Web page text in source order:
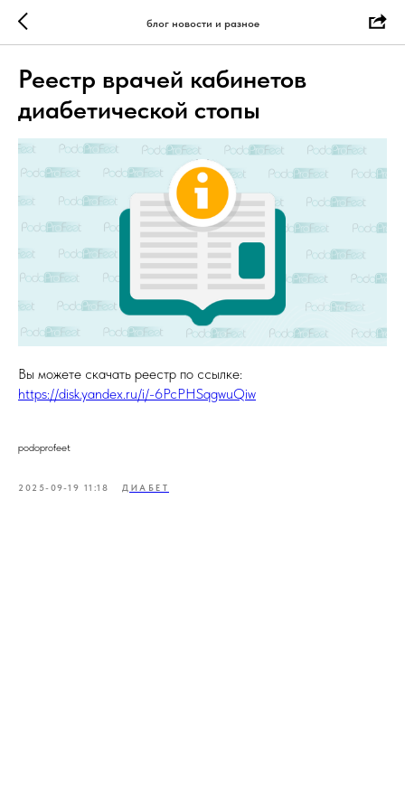
блог новости и разное
Реестр врачей кабинетов
диабетической стопы
Вы можете скачать реестр по ссылке:
https://disk.yandex.ru/i/-6PcPHSqgwuQiw
podoprofeet
2025-09-19 11:18 ДИАБЕТ